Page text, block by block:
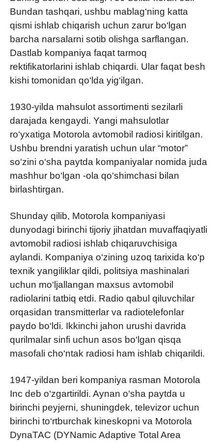
Bundan tashqari, ushbu mablag‘ning katta
qismi ishlab chiqarish uchun zarur bo‘lgan
barcha narsalarni sotib olishga sarflangan.
Dastlab kompaniya faqat tarmoq
rektifikatorlarini ishlab chiqardi. Ular faqat besh
kishi tomonidan qo‘lda yig‘ilgan.
1930-yilda mahsulot assortimenti sezilarli
darajada kengaydi. Yangi mahsulotlar
ro‘yxatiga Motorola avtomobil radiosi kiritilgan.
Ushbu brendni yaratish uchun ular “motor”
so‘zini o‘sha paytda kompaniyalar nomida juda
mashhur bo‘lgan -ola qo‘shimchasi bilan
birlashtirgan.
Shunday qilib, Motorola kompaniyasi
dunyodagi birinchi tijoriy jihatdan muvaffaqiyatli
avtomobil radiosi ishlab chiqaruvchisiga
aylandi. Kompaniya o‘zining uzoq tarixida ko‘p
texnik yangiliklar qildi, politsiya mashinalari
uchun mo‘ljallangan maxsus avtomobil
radiolarini tatbiq etdi. Radio qabul qiluvchilar
orqasidan transmitterlar va radiotelefonlar
paydo bo‘ldi. Ikkinchi jahon urushi davrida
qurilmalar sinfi uchun asos bo‘lgan qisqa
masofali cho‘ntak radiosi ham ishlab chiqarildi.
1947-yildan beri kompaniya rasman Motorola
Inc deb o‘zgartirildi. Aynan o‘sha paytda u
birinchi peyjerni, shuningdek, televizor uchun
birinchi to‘rtburchak kineskopni va Motorola
DynaTAC (DYNamic Adaptive Total Area